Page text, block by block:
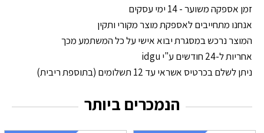
זמן אספקה משוער - 14 ימי עסקים
אנחנו מתחייבים לאספקת מוצר מקורי ותקין
המוצר נרכש במסגרת יבוא אישי על כל המשתמע מכך
אחריות ל-24 חודשים ע"י idgu
ניתן לשלם בכרטיס אשראי עד 12 תשלומים (בתוספת ריבית)
הנמכרים ביותר